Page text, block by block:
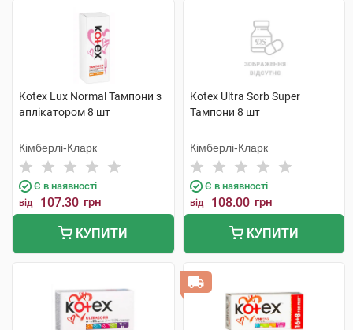
Kotex Lux Normal Тампони з
аплікатором 8 шт
Кімберлі-Кларк
Є в наявності
від 107.30 грн
КУПИТИ
Kotex Ultra Sorb Super
Тампони 8 шт
Кімберлі-Кларк
Є в наявності
від 108.00 грн
КУПИТИ